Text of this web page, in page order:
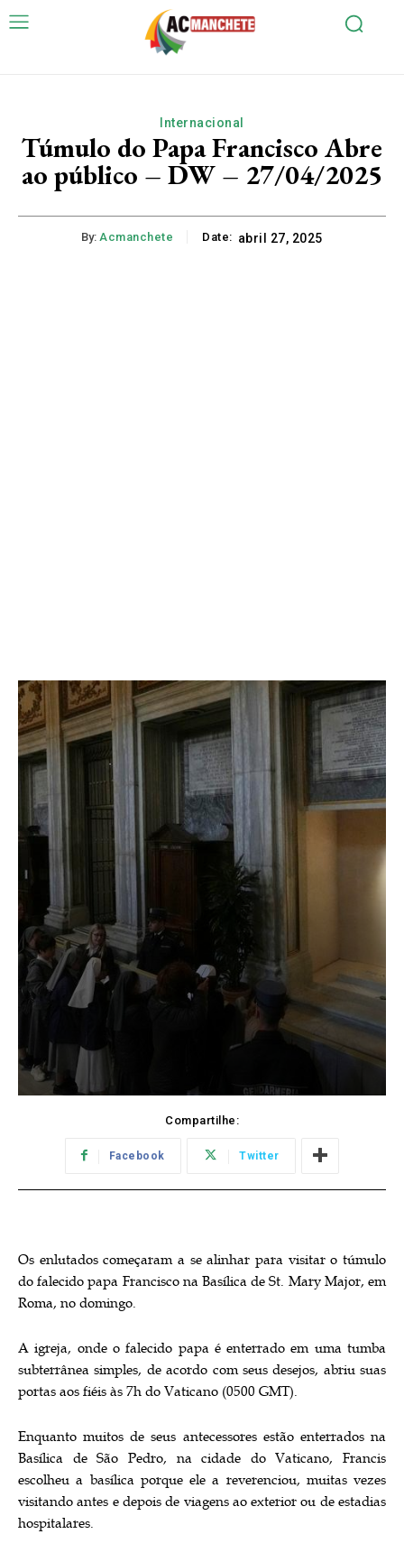
Internacional
Túmulo do Papa Francisco Abre
ao público – DW – 27/04/2025
By: Acmanchete Date: abril 27, 2025
Compartilhe:
Facebook Twitter
Os enlutados começaram a se alinhar para visitar o túmulo
do falecido papa Francisco na Basílica de St. Mary Major, em
Roma, no domingo.
A igreja, onde o falecido papa é enterrado em uma tumba
subterrânea simples, de acordo com seus desejos, abriu suas
portas aos fiéis às 7h do Vaticano (0500 GMT).
Enquanto muitos de seus antecessores estão enterrados na
Basílica de São Pedro, na cidade do Vaticano, Francis
escolheu a basílica porque ele a reverenciou, muitas vezes
visitando antes e depois de viagens ao exterior ou de estadias
hospitalares.